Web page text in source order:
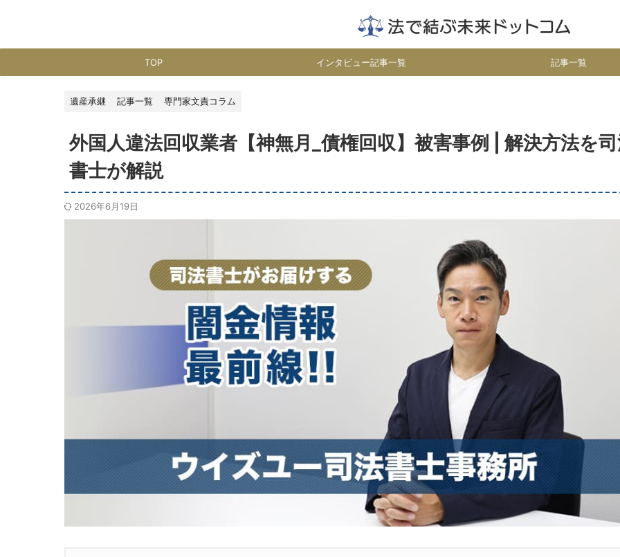
TOP インタビュー記事一覧 記事一覧
遺産承継 記事一覧 専門家文責コラム
外国人違法回収業者【神無月_債権回収】被害事例 | 解決方法を
書士が解説
2026年6月19日